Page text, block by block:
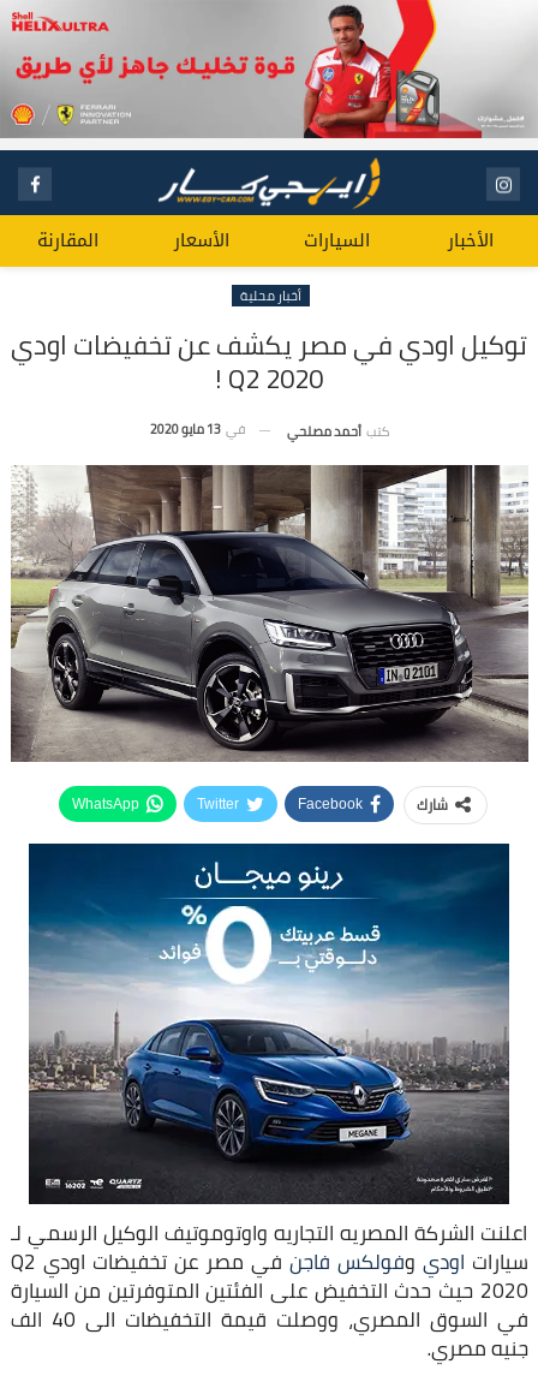
الأخبار السيارات الأسعار المقارنة
أخبار محلية
توكيل اودي في مصر يكشف عن تخفيضات اودي
Q2 2020 !
كتب أحمد مصلحي في 13 مايو 2020
شارك Facebook
Twitter
WhatsApp
اعلنت الشركة المصريه التجاريه واوتوموتيف الوكيل الرسمي لـ
سيارات اودي وفولكس فاجن في مصر عن تخفيضات اودي Q2
2020 حيث حدث التخفيض على الفئتين المتوفرتين من السيارة
في السوق المصري، ووصلت قيمة التخفيضات الى 40 الف
جنيه مصري.